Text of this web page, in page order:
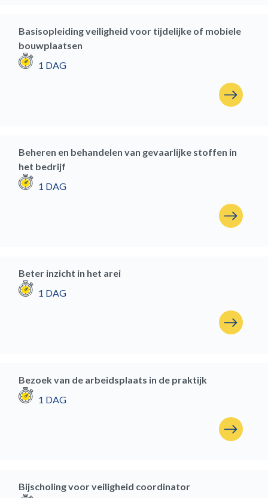
Basisopleiding veiligheid voor tijdelijke of mobiele
bouwplaatsen
1 DAG
Beheren en behandelen van gevaarlijke stoffen in
het bedrijf
1 DAG
Beter inzicht in het arei
1 DAG
Bezoek van de arbeidsplaats in de praktijk
1 DAG
Bijscholing voor veiligheid coordinator